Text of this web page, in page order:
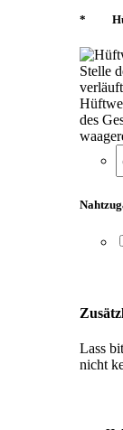
*
des
Lass
nicht